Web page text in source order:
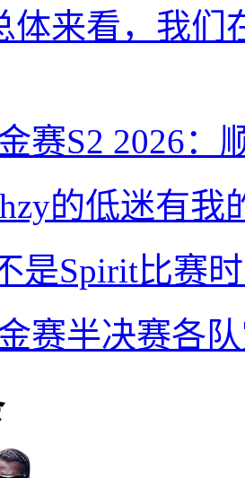
体来看，我们
赛S2 2026：
的低迷有我
是Spirit比赛
赛半决赛各